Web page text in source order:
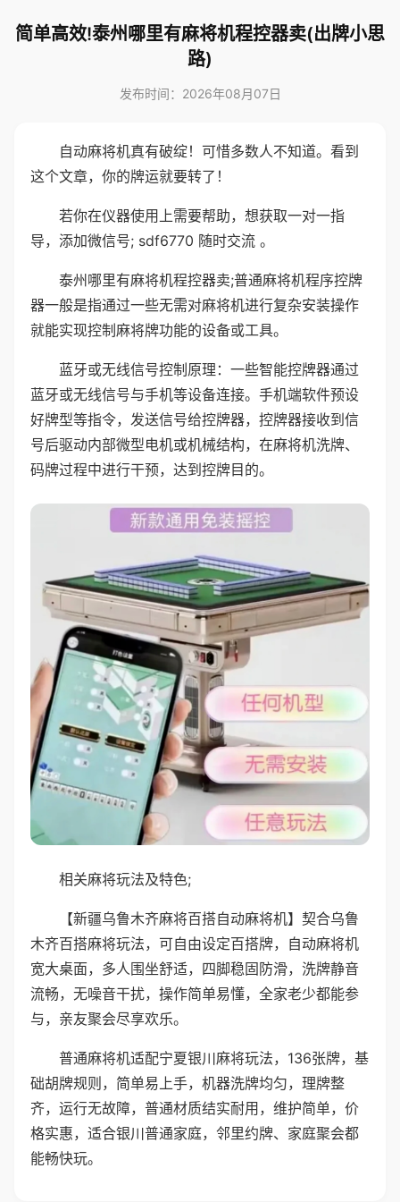
简单高效!泰州哪里有麻将机程控器卖(出牌小思
路)
发布时间：2026年08月07日
自动麻将机真有破绽！可惜多数人不知道。看到
这个文章，你的牌运就要转了！
若你在仪器使用上需要帮助，想获取一对一指
导，添加微信号; sdf6770 随时交流 。
泰州哪里有麻将机程控器卖;普通麻将机程序控牌
器一般是指通过一些无需对麻将机进行复杂安装操作
就能实现控制麻将牌功能的设备或工具。
蓝牙或无线信号控制原理：一些智能控牌器通过
蓝牙或无线信号与手机等设备连接。手机端软件预设
好牌型等指令，发送信号给控牌器，控牌器接收到信
号后驱动内部微型电机或机械结构，在麻将机洗牌、
码牌过程中进行干预，达到控牌目的。
相关麻将玩法及特色;
【新疆乌鲁木齐麻将百搭自动麻将机】契合乌鲁
木齐百搭麻将玩法，可自由设定百搭牌，自动麻将机
宽大桌面，多人围坐舒适，四脚稳固防滑，洗牌静音
流畅，无噪音干扰，操作简单易懂，全家老少都能参
与，亲友聚会尽享欢乐。
普通麻将机适配宁夏银川麻将玩法，136张牌，基
础胡牌规则，简单易上手，机器洗牌均匀，理牌整
齐，运行无故障，普通材质结实耐用，维护简单，价
格实惠，适合银川普通家庭，邻里约牌、家庭聚会都
能畅快玩。